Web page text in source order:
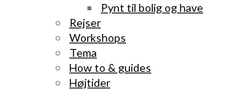
Pynt til bolig og have
Rejser
Workshops
Tema
How to & guides
Højtider